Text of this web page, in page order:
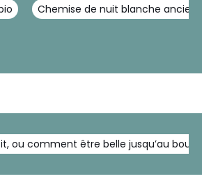
Chemise de nuit blanche
ou comment être belle jusqu’au bout